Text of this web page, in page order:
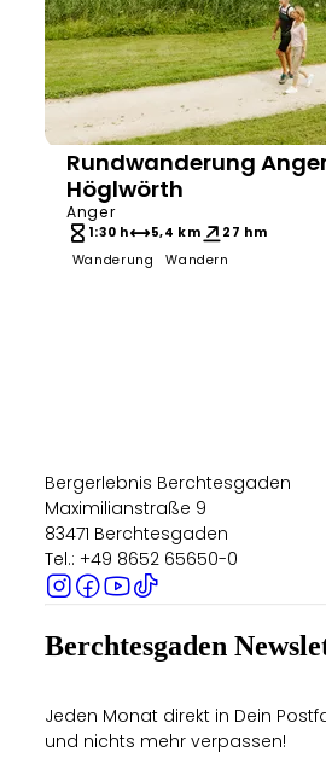
Bergerlebnis Berchtesgaden
Rundwanderung
Höglwörth
Anger
1:30 h 5,4 km
27 hm
Wanderung
Wandern
Bergerlebnis Berchtesgaden
Maximilianstraße 9
83471 Berchtesgaden
Tel.: +49 8652 65650-0
Berchtesgaden
Jeden Monat direkt in Dein
und nichts mehr verpassen!